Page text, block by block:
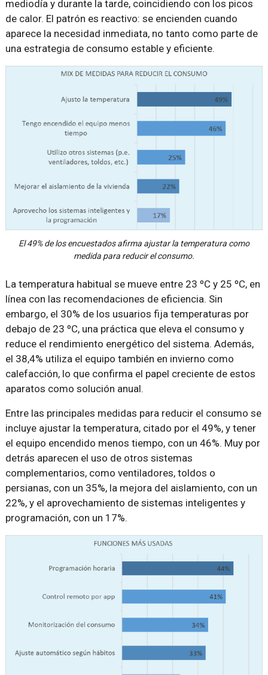
mediodía y durante la tarde, coincidiendo con los picos
de calor. El patrón es reactivo: se encienden cuando
aparece la necesidad inmediata, no tanto como parte de
una estrategia de consumo estable y eficiente.
El 49% de los encuestados afirma ajustar la temperatura como
medida para reducir el consumo.
La temperatura habitual se mueve entre 23 ºC y 25 ºC, en
línea con las recomendaciones de eficiencia. Sin
embargo, el 30% de los usuarios fija temperaturas por
debajo de 23 ºC, una práctica que eleva el consumo y
reduce el rendimiento energético del sistema. Además,
el 38,4% utiliza el equipo también en invierno como
calefacción, lo que confirma el papel creciente de estos
aparatos como solución anual.
Entre las principales medidas para reducir el consumo se
incluye ajustar la temperatura, citado por el 49%, y tener
el equipo encendido menos tiempo, con un 46%. Muy por
detrás aparecen el uso de otros sistemas
complementarios, como ventiladores, toldos o
persianas, con un 35%, la mejora del aislamiento, con un
22%, y el aprovechamiento de sistemas inteligentes y
programación, con un 17%.